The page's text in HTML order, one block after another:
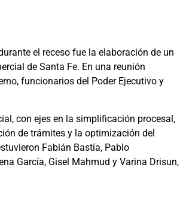
el receso fue la elaboración de un
de Santa Fe. En una reunión
funcionarios del Poder Ejecutivo y
con ejes en la simplificación procesal,
de trámites y la optimización del
Fabián Bastía, Pablo
García, Gisel Mahmud y Varina Drisun,